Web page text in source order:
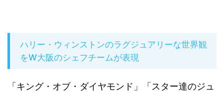
ハリー・ウィンストンのラグジュアリーな世界観
をW大阪のシェフチームが表現
「キング・オブ・ダイヤモンド」「スター達のジュ